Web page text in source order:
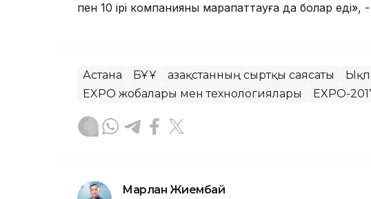
пен 10 ірі компанияны марапаттауға да болар еді»,
Астана БҰҰ Қазақстанның сыртқы саясаты
EXPO жобалары мен технологиялары
EXPO-
Марлан Жиембай